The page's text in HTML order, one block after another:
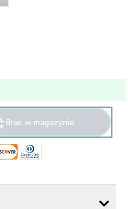
Brak w magazynie